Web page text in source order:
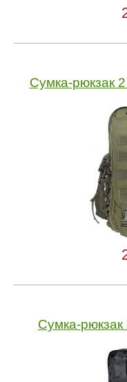
Сумка-рюкзак
Сумка-